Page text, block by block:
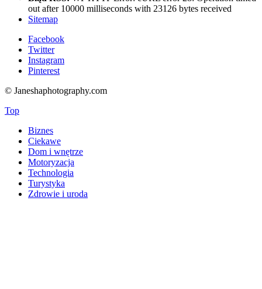
out after 10000 milliseconds with 23126 bytes received
Sitemap
Facebook
Twitter
Instagram
Pinterest
© Janeshaphotography.com
Top
Biznes
Ciekawe
Dom i wnętrze
Motoryzacja
Technologia
Turystyka
Zdrowie i uroda